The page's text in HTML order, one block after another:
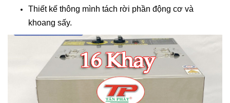
Thiết kế thông mình tách rời phần động cơ và
khoang sấy.